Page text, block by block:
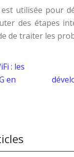
utilisée pour
des étapes
de traiter les
: les
en